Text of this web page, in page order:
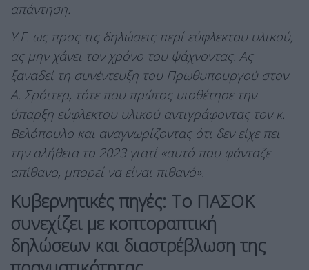
απάντηση.
Υ.Γ. ως προς τις δηλώσεις περί εύφλεκτου υλικού,
ας μην χάνει τον χρόνο του ψάχνοντας. Ας
ξαναδεί τη συνέντευξη του Πρωθυπουργού στον
Α. Σρόιτερ, τότε που πρώτος υιοθέτησε την
ύπαρξη εύφλεκτου υλικού αντιγράφοντας τον κ.
Βελόπουλο και αναγνωρίζοντας ότι δεν είχε πει
την αλήθεια το 2023 γιατί «αυτό που φάνταζε
απίθανο, μπορεί να είναι πιθανό».
Κυβερνητικές πηγές: To ΠΑΣΟΚ
συνεχίζει με κοπτοραπτική
δηλώσεων και διαστρέβλωση της